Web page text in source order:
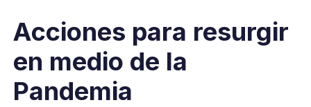
Acciones para resurgir
en medio de la
Pandemia